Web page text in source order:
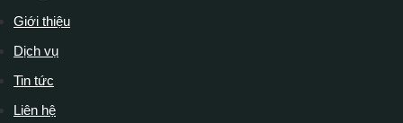
Giới thiệu
Dịch vụ
Tin tức
Liên hệ